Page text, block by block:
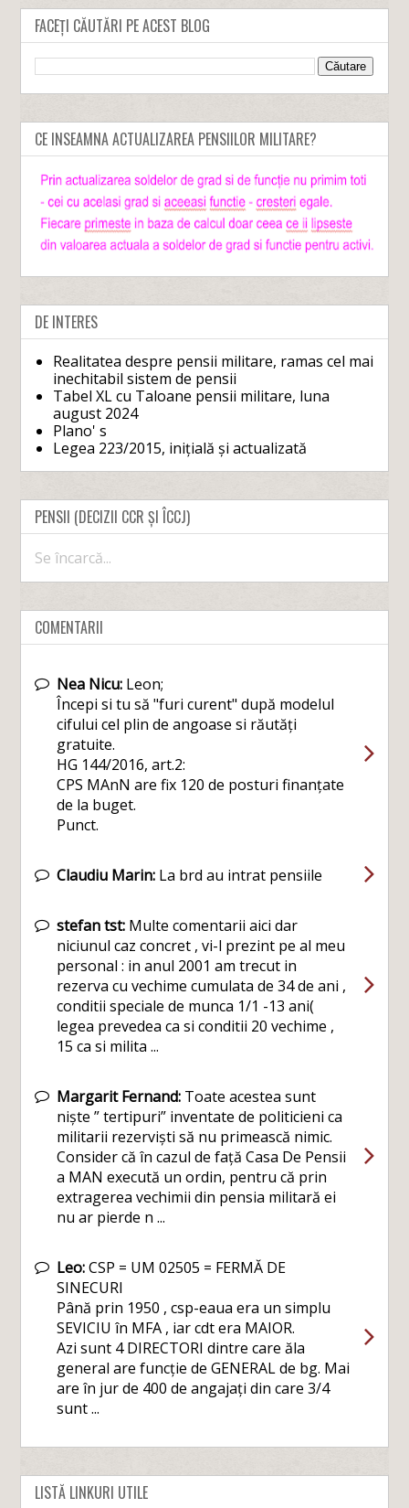
FACEȚI CĂUTĂRI PE ACEST BLOG
CE INSEAMNA ACTUALIZAREA PENSIILOR MILITARE?
DE INTERES
Realitatea despre pensii militare, ramas cel mai
inechitabil sistem de pensii
Tabel XL cu Taloane pensii militare, luna
august 2024
Plano' s
Legea 223/2015, inițială și actualizată
PENSII (DECIZII CCR ȘI ÎCCJ)
Se încarcă...
COMENTARII
Nea Nicu: Leon;
Începi si tu să "furi curent" după modelul
cifului cel plin de angoase si răutăți
gratuite.
HG 144/2016, art.2:
CPS MAnN are fix 120 de posturi finanțate
de la buget.
Punct.
Claudiu Marin: La brd au intrat pensiile
stefan tst: Multe comentarii aici dar
niciunul caz concret , vi-l prezint pe al meu
personal : in anul 2001 am trecut in
rezerva cu vechime cumulata de 34 de ani ,
conditii speciale de munca 1/1 -13 ani(
legea prevedea ca si conditii 20 vechime ,
15 ca si milita ...
Margarit Fernand: Toate acestea sunt
niște ” tertipuri” inventate de politicieni ca
militarii rezerviști să nu primească nimic.
Consider că în cazul de față Casa De Pensii
a MAN execută un ordin, pentru că prin
extragerea vechimii din pensia militară ei
nu ar pierde n ...
Leo:CSP = UM 02505 = FERMĂ DE
SINECURI
Până prin 1950 , csp-eaua era un simplu
SEVICIU în MFA , iar cdt era MAIOR.
Azi sunt 4 DIRECTORI dintre care ăla
general are funcție de GENERAL de bg. Mai
are în jur de 400 de angajați din care 3/4
sunt ...
LISTĂ LINKURI UTILE